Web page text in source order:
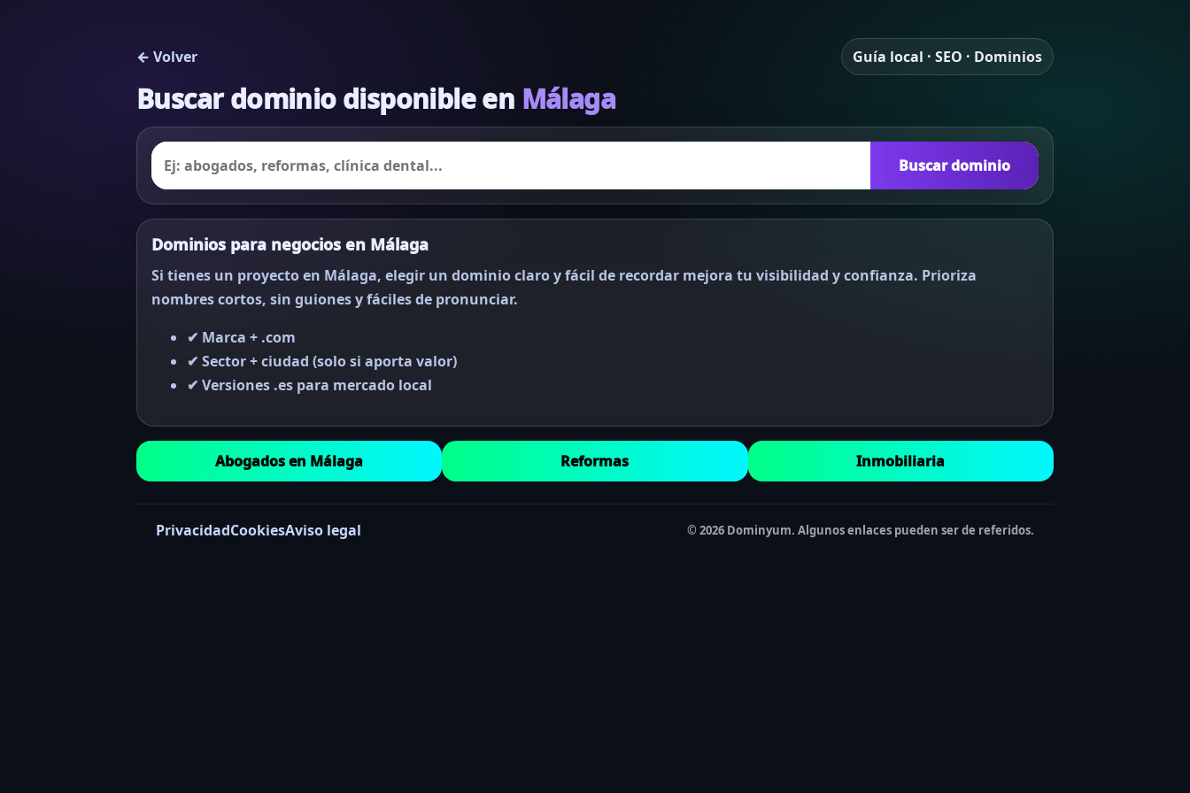
← Volver Guía local · SEO · Dominios
Buscar dominio disponible en Málaga
Buscar dominio
Dominios para negocios en Málaga
Si tienes un proyecto en Málaga, elegir un dominio claro y fácil de recordar mejora tu visibilidad y confianza. Prioriza
nombres cortos, sin guiones y fáciles de pronunciar.
✔ Marca + .com
✔ Sector + ciudad (solo si aporta valor)
✔ Versiones .es para mercado local
Abogados en Málaga Reformas Inmobiliaria
PrivacidadCookiesAviso legal © 2026 Dominyum. Algunos enlaces pueden ser de referidos.